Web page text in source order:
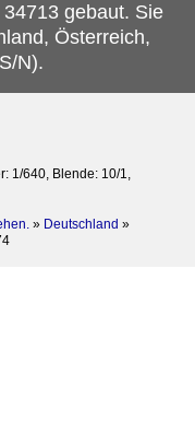
gebaut. Sie
Österreich,
N).
1/640, Blende: 10/1,
» Deutschland »